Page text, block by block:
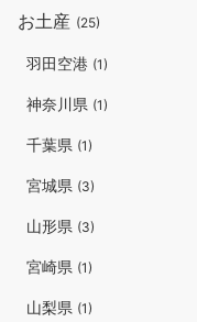
お土産 (25)
羽田空港 (1)
神奈川県 (1)
千葉県 (1)
宮城県 (3)
山形県 (3)
宮崎県 (1)
山梨県 (1)